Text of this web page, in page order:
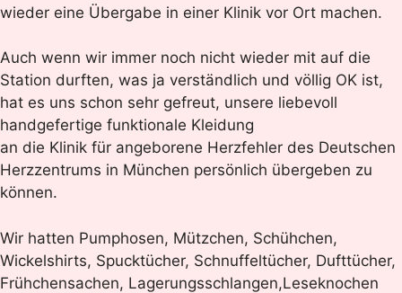
wieder eine Übergabe in einer Klinik vor Ort machen.
Auch wenn wir immer noch nicht wieder mit auf die
Station durften, was ja verständlich und völlig OK ist,
hat es uns schon sehr gefreut, unsere liebevoll
handgefertige funktionale Kleidung
an die Klinik für angeborene Herzfehler des Deutschen
Herzzentrums in München persönlich übergeben zu
können.
Wir hatten Pumphosen, Mützchen, Schühchen,
Wickelshirts, Spucktücher, Schnuffeltücher, Dufttücher,
Frühchensachen, Lagerungsschlangen,Leseknochen